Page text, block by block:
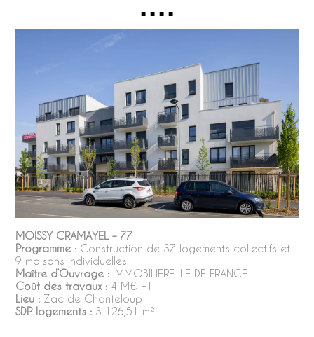
MOISSY CRAMAYEL – 77
Programme : Construction de 37 logements collectifs et
9 maisons individuelles
Maître d’Ouvrage : IMMOBILIERE ILE DE FRANCE
Coût des travaux : 4 M€ HT
Lieu : Zac de Chanteloup
SDP logements : 3 126,51 m²